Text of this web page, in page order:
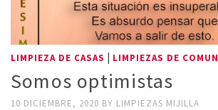
LIMPIEZA DE CASAS | LIMPIEZAS DE
Somos optimistas
10 DICIEMBRE, 2020 BY LIMPIEZAS MIJILLA